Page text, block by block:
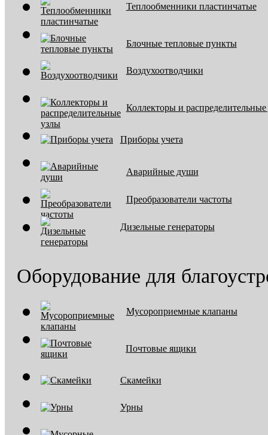
Теплообменники пластинчатые
Блочные тепловые пункты
Воздухоотводчики
Коллекторы и
Приборы учета
Аварийные души
Преобразователи частоты
Дизельные генераторы
Оборудование для
Мусороприемные клапаны
Почтовые ящики
Скамейки
Урны